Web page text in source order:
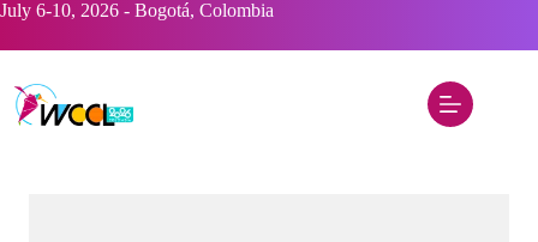
Saltar
contenido
July 6-10, 2026 - Bogotá, Colombia